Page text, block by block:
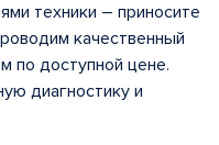
техники – приносите
качественный
по доступной цене.
диагностику и